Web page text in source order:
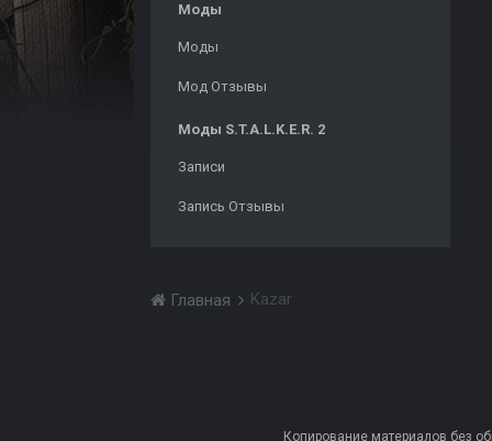
Моды
Моды
Мод Отзывы
Моды S.T.A.L.K.E.R. 2
Записи
Запись Отзывы
Главная Kazar
Копирование материалов без